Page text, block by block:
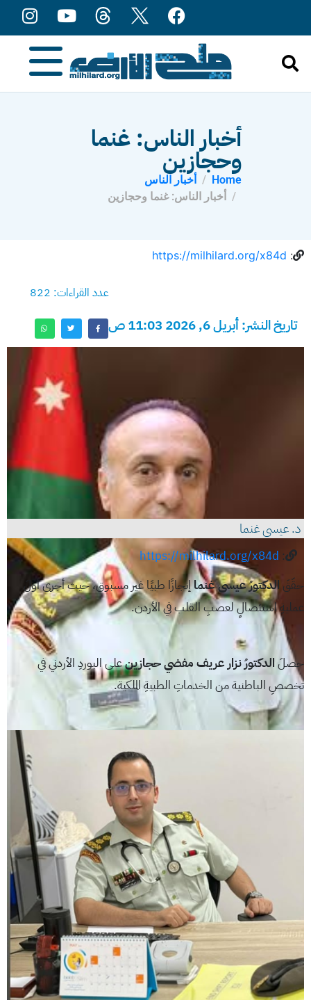
أخبار الناس: غنما
وحجازين
Home
أخبار الناس
أخبار الناس: غنما وحجازين
:
https://milhilard.org/x84d
عدد القراءات: 822
تاريخ النشر: أبريل 6, 2026 11:03 ص
د. عيسى غنما
:
https://milhilard.org/x84d
حقّقَ الدكتورُ عيسى غنماإنجازًا طبيًا غير مسبوق، حيث أجرى أولَ
عمليةِ استئصالٍ لعصبِ القلب في الأردن.
حصلَ الدكتورُ نزار عريف مفضي حجازينعلى البوردِ الأردني في
تخصصِ الباطنية من الخدماتِ الطبيةِ الملكية.